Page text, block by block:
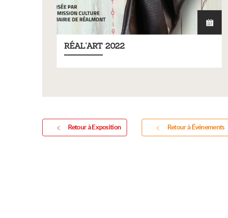
RÉAL'ART 2022
Retour à Exposition Retour à Événements